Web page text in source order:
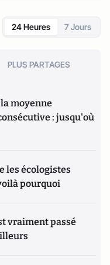
24 Heures 7 Jours
PLUS PARTAGES
moyenne
: jusqu'où
les écologistes
pourquoi
vraiment passé